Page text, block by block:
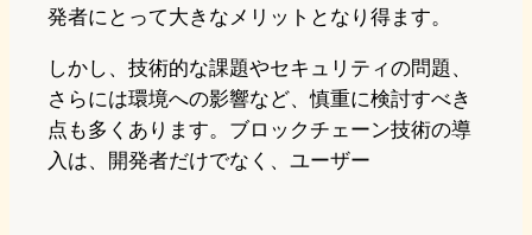
発者にとって大きなメリットとなり得ます。
しかし、技術的な課題やセキュリティの問題、
さらには環境への影響など、慎重に検討すべき
点も多くあります。ブロックチェーン技術の導
入は、開発者だけでなく、ユーザー